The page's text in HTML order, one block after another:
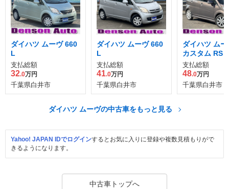
ダイハツ ムーヴ 660
L
支払総額
32.0万円
千葉県白井市
ダイハツ ムーヴ 660
L
支払総額
41.0万円
千葉県白井市
ダイハツ ム
カスタム RS
支払総額
48.0万円
千葉県白井市
ダイハツ ムーヴの中古車をもっと見る
Yahoo! JAPAN IDでログインするとお気に入りに登録や複数見積もりがで
きるようになります。
中古車トップへ